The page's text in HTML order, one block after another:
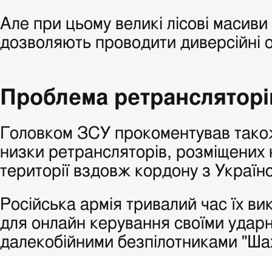
Але при цьому великі лісові масиви
дозволяють проводити диверсійні
Проблема
Головком ЗСУ прокоментував
низки ретрансляторів, розміщених
території вздовж кордону з
Російська армія тривалий час їх
для онлайн керування своїми
далекобійними безпілотниками